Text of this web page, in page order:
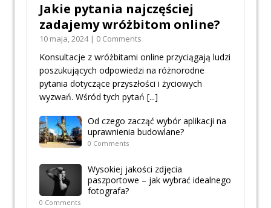
Jakie pytania najczęściej
zadajemy wróżbitom online?
10 maja, 2024 | 0 Comments
Konsultacje z wróżbitami online przyciągają ludzi
poszukujących odpowiedzi na różnorodne
pytania dotyczące przyszłości i życiowych
wyzwań. Wśród tych pytań [...]
Od czego zacząć wybór aplikacji na
uprawnienia budowlane?
0 Comments
Wysokiej jakości zdjęcia
paszportowe – jak wybrać idealnego
fotografa?
0 Comments